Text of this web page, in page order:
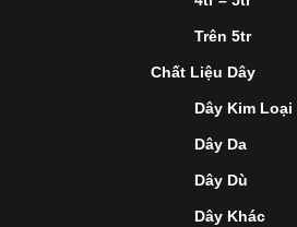
Trên 5tr
Chất Liệu Dây
Dây Kim Loại
Dây Da
Dây Dù
Dây Khác